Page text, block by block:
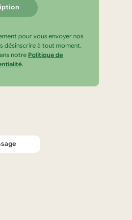
pour vous envoyer nos
désinscrire à tout moment.
notre Politique de
.